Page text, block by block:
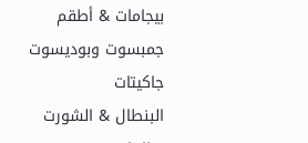
بيجامات & أطقم
جمبسوت وبوديسوت
جاكيتات
البنطال & الشورت